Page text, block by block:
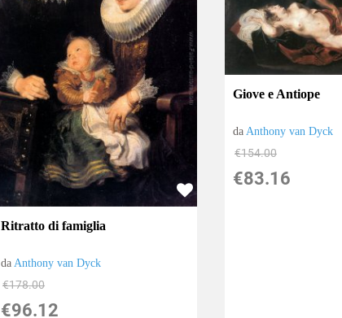
Ritratto di famiglia
daAnthony van Dyck
€178.00
€96.12
Giove e Antiope
daAnthony van Dyck
€154.00
€83.16